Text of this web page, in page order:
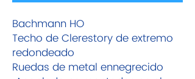
Bachmann HO
Techo de Clerestory de extremo
redondeado
Ruedas de metal ennegrecido